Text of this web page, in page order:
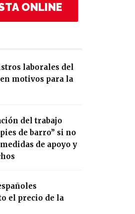
ONLINE
laborales del
motivos para la
del trabajo
de barro” si no
de apoyo y
el precio de la